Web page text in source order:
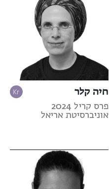
חיה קלר
פרס קריל 2024
אוניברסיטת אריאל